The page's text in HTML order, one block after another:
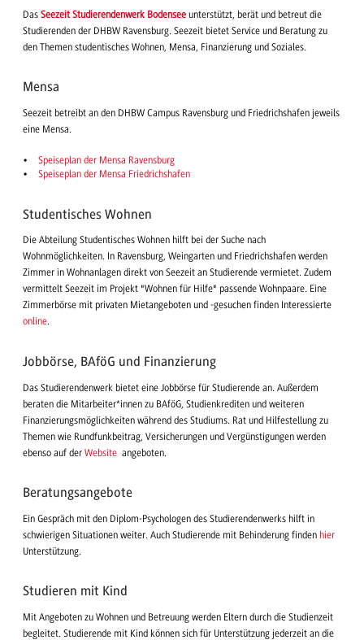
Das Seezeit Studierendenwerk Bodensee unterstützt, berät und betreut die
Studierenden der DHBW Ravensburg. Seezeit bietet Service und Beratung zu
den Themen studentisches Wohnen, Mensa, Finanzierung und Soziales.
Mensa
Seezeit betreibt an den DHBW Campus Ravensburg und Friedrichshafen jeweils
eine Mensa.
Speiseplan der Mensa Ravensburg
Speiseplan der Mensa Friedrichshafen
Studentisches Wohnen
Die Abteilung Studentisches Wohnen hilft bei der Suche nach
Wohnmöglichkeiten. In Ravensburg, Weingarten und Friedrichshafen werden
Zimmer in Wohnanlagen direkt von Seezeit an Studierende vermietet. Zudem
vermittelt Seezeit im Projekt "Wohnen für Hilfe" passende Wohnpaare. Eine
Zimmerbörse mit privaten Mietangeboten und -gesuchen finden Interessierte
online.
Jobbörse, BAföG und Finanzierung
Das Studierendenwerk bietet eine Jobbörse für Studierende an. Außerdem
beraten die Mitarbeiter*innen zu BAföG, Studienkrediten und weiteren
Finanzierungsmöglichkeiten während des Studiums. Rat und Hilfestellung zu
Themen wie Rundfunkbeitrag, Versicherungen und Vergünstigungen werden
ebenso auf der Website angeboten.
Beratungsangebote
Ein Gespräch mit den Diplom-Psychologen des Studierendenwerks hilft in
schwierigen Situationen weiter. Auch Studierende mit Behinderung finden hier
Unterstützung.
Studieren mit Kind
Mit Angeboten zu Wohnen und Betreuung werden Eltern durch die Studienzeit
begleitet. Studierende mit Kind können sich für Unterstützung jederzeit an die